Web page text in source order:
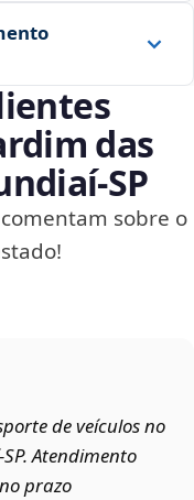
das
sobre o
de veículos no
Atendimento
prazo